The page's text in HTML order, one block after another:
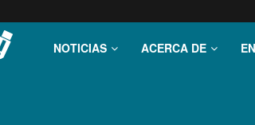
NOTICIAS ACERCA DE